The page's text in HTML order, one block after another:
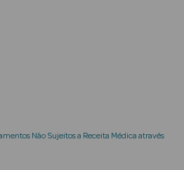
Não Sujeitos a Receita Médica através